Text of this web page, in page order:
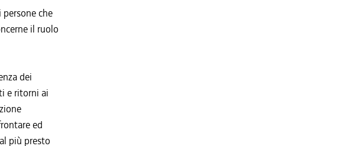
che
il ruolo
dei
e ritorni ai
ed
più presto